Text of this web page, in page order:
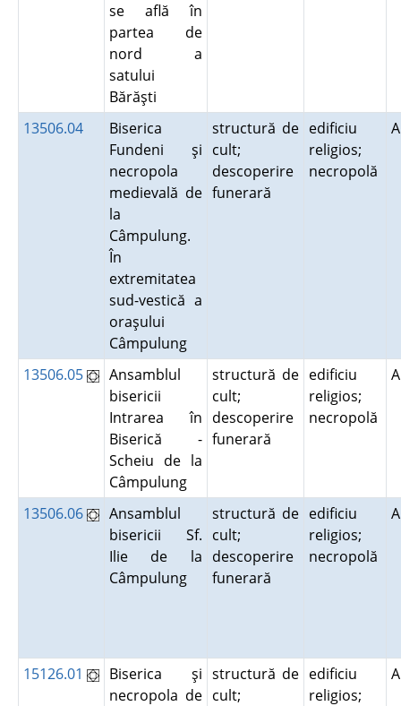
se află în
partea de
nord a
satului
Bărăşti
13506.04
Biserica
Fundeni şi
necropola
medievală de
la
Câmpulung.
În
extremitatea
sud-vestică a
oraşului
Câmpulung
structură de
cult;
descoperire
funerară
edificiu
religios;
necropolă
13506.05
Ansamblul
bisericii
Intrarea în
Biserică -
Scheiu de la
Câmpulung
structură de
cult;
descoperire
funerară
edificiu
religios;
necropolă
13506.06
Ansamblul
bisericii Sf.
Ilie de la
Câmpulung
structură de
cult;
descoperire
funerară
edificiu
religios;
necropolă
15126.01
Biserica şi
necropola de
structură de
cult;
edificiu
religios;